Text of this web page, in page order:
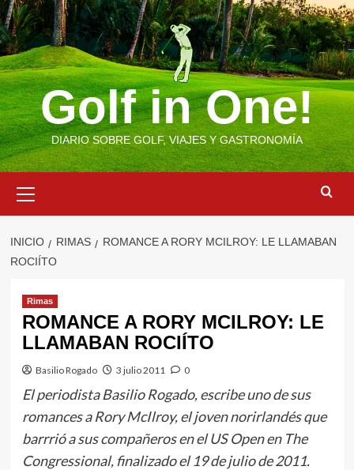
Saltar
al
contenido
Golf in One!
DIARIO SOBRE GOLF, VIAJES Y GASTRONOMÍA
primario
INICIO RIMAS
ROMANCE A RORY MCILROY: LE LLAMABAN
ROCIÍTO
Rimas
ROMANCE A RORY MCILROY: LE
LLAMABAN ROCIÍTO
Basilio Rogado 3 julio 2011 0
El periodista Basilio Rogado, escribe uno de sus
romances a Rory McIlroy, el joven norirlandés que
barrrió a sus compañeros en el US Open en The
Congressional, finalizado el 19 de julio de 2011.